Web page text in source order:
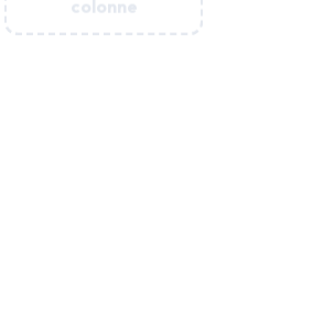
colonne
colonne
colonne
colonne
colonne